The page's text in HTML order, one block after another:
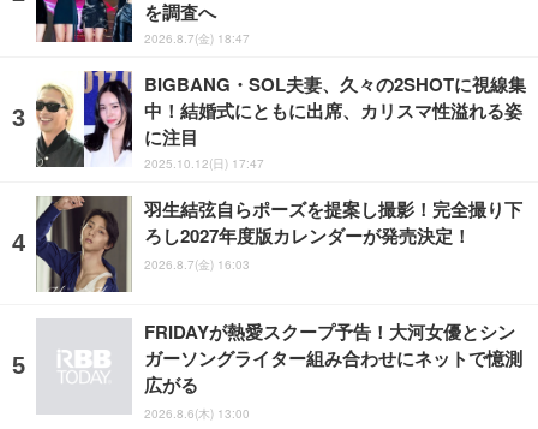
を調査へ
2026.8.7(金) 18:47
BIGBANG・SOL夫妻、久々の2SHOTに視線集
中！結婚式にともに出席、カリスマ性溢れる姿
に注目
2025.10.12(日) 17:47
羽生結弦自らポーズを提案し撮影！完全撮り下
ろし2027年度版カレンダーが発売決定！
2026.8.7(金) 16:03
FRIDAYが熱愛スクープ予告！大河女優とシン
ガーソングライター組み合わせにネットで憶測
広がる
2026.8.6(木) 13:00